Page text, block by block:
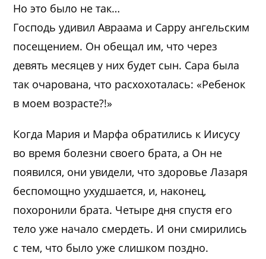
Но это было не так…
Господь удивил Авраама и Сарру ангельским
посещением. Он обещал им, что через
девять месяцев у них будет сын. Сара была
так очарована, что расхохоталась: «Ребенок
в моем возрасте?!»
Когда Мария и Марфа обратились к Иисусу
во время болезни своего брата, а Он не
появился, они увидели, что здоровье Лазаря
беспомощно ухудшается, и, наконец,
похоронили брата. Четыре дня спустя его
тело уже начало смердеть. И они смирились
с тем, что было уже слишком поздно.